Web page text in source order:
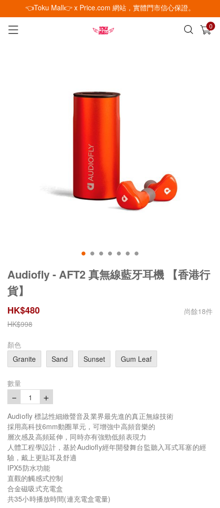
👈Toku Mall👉 x Price.com 網站，實體門市信心保證。
0
已加入購物車 查看
Audiofly - AFT2 真無線藍牙耳機 【香港行
貨】
HK$480 尚餘18件
HK$998
顏色
Granite
Sand Sunset Gum Leaf
數量
－ 1 ＋
Audiofly 標誌性細緻聲音及業界最先進的真正無線技術
採用高科技6mm動圈單元，可增強中高頻音樂的
層次感及高頻延伸，同時亦有強勁低頻表現力
人體工程學設計，基於Audiofly經年開發舞台監聽入耳式耳塞的經
驗，戴上更貼耳及舒適
IPX5防水功能
直觀的觸感式控制
合金磁吸式充電盒
共35小時播放時間(連充電盒電量)